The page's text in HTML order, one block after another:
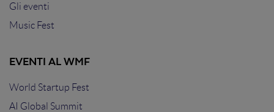
Gli eventi
Music Fest
EVENTI AL WMF
World Startup Fest
AI Global Summit